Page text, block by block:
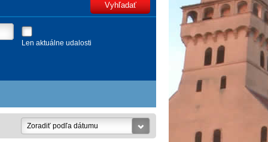
Len aktuálne udalosti
Vyhľadať
Zoradiť podľa dátumu